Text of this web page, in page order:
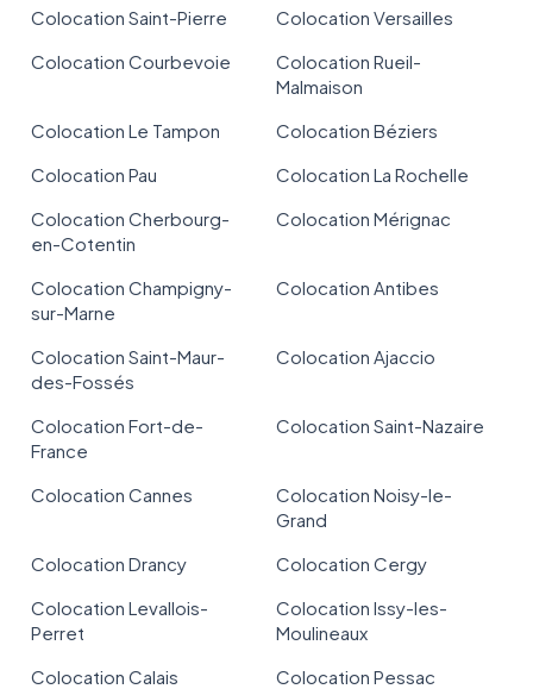
Colocation Saint-Pierre
Colocation Versailles
Colocation Courbevoie
Colocation Rueil-
Malmaison
Colocation Le Tampon
Colocation Béziers
Colocation Pau
Colocation La Rochelle
Colocation Cherbourg-
en-Cotentin
Colocation Mérignac
Colocation Champigny-
sur-Marne
Colocation Antibes
Colocation Saint-Maur-
des-Fossés
Colocation Ajaccio
Colocation Fort-de-
France
Colocation Saint-Nazaire
Colocation Cannes
Colocation Noisy-le-
Grand
Colocation Drancy
Colocation Cergy
Colocation Levallois-
Perret
Colocation Issy-les-
Moulineaux
Colocation Calais
Colocation Pessac